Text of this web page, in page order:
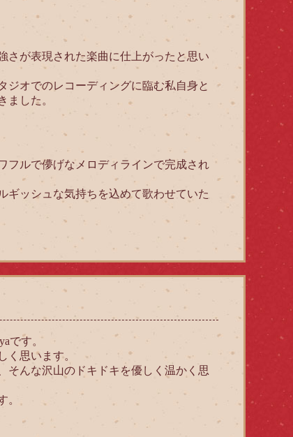
さが表現された楽曲に仕上がったと思い
ジオでのレコーディングに臨む私自身と
ました。
フルで儚げなメロディラインで完成され
ギッシュな気持ちを込めて歌わせていた
です。
く思います。
そんな沢山のドキドキを優しく温かく思
。